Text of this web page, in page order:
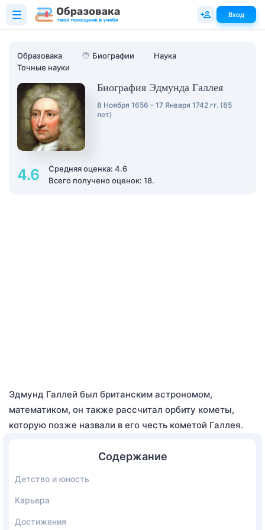
Образовака 🧑 Биографии
Наука
Точные науки
Биография Эдмунда Галлея
8 Ноября 1656 – 17 Января 1742 гг. (85
лет)
4.6
Средняя оценка: 4.6
Всего получено оценок: 18.
Эдмунд Галлей был британским астрономом,
математиком, он также рассчитал орбиту кометы,
которую позже назвали в его честь кометой Галлея.
Содержание
Детство и юность
Карьера
Достижения
Вход